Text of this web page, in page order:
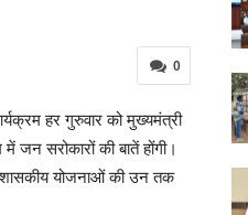
0
हर गुरुवार को मुख्यमंत्री
जन सरोकारों की बातें होंगी।
योजनाओं की उन तक